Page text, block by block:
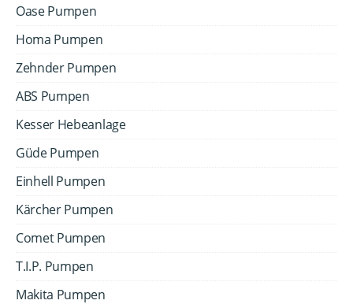
Oase Pumpen
Homa Pumpen
Zehnder Pumpen
ABS Pumpen
Kesser Hebeanlage
Güde Pumpen
Einhell Pumpen
Kärcher Pumpen
Comet Pumpen
T.I.P. Pumpen
Makita Pumpen